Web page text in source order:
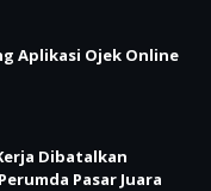
Aplikasi Ojek Online
Dibatalkan
Pasar Juara